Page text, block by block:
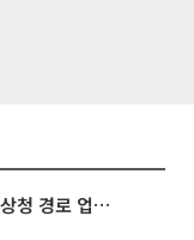
태풍 '돌핀' 오키나와 접근…일본기상청 경로 업데이트